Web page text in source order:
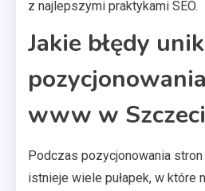
z najlepszymi praktykami SEO.
Jakie błędy
www w
Podczas pozycjonowania
istnieje wiele pułapek, w które